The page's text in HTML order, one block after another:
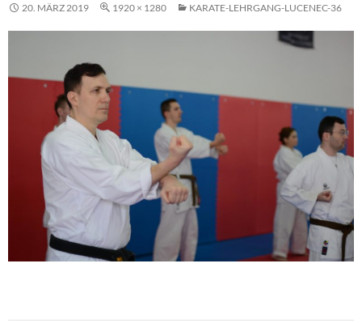
20. MÄRZ 2019 1920 × 1280 KARATE-LEHRGANG-LUCENEC-36